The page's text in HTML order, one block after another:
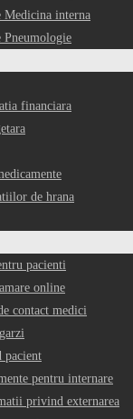
Medicina interna
Pneumologie
financiara
de hrana
pacienti
online
contact medici
pacient
pentru internare
privind externarea